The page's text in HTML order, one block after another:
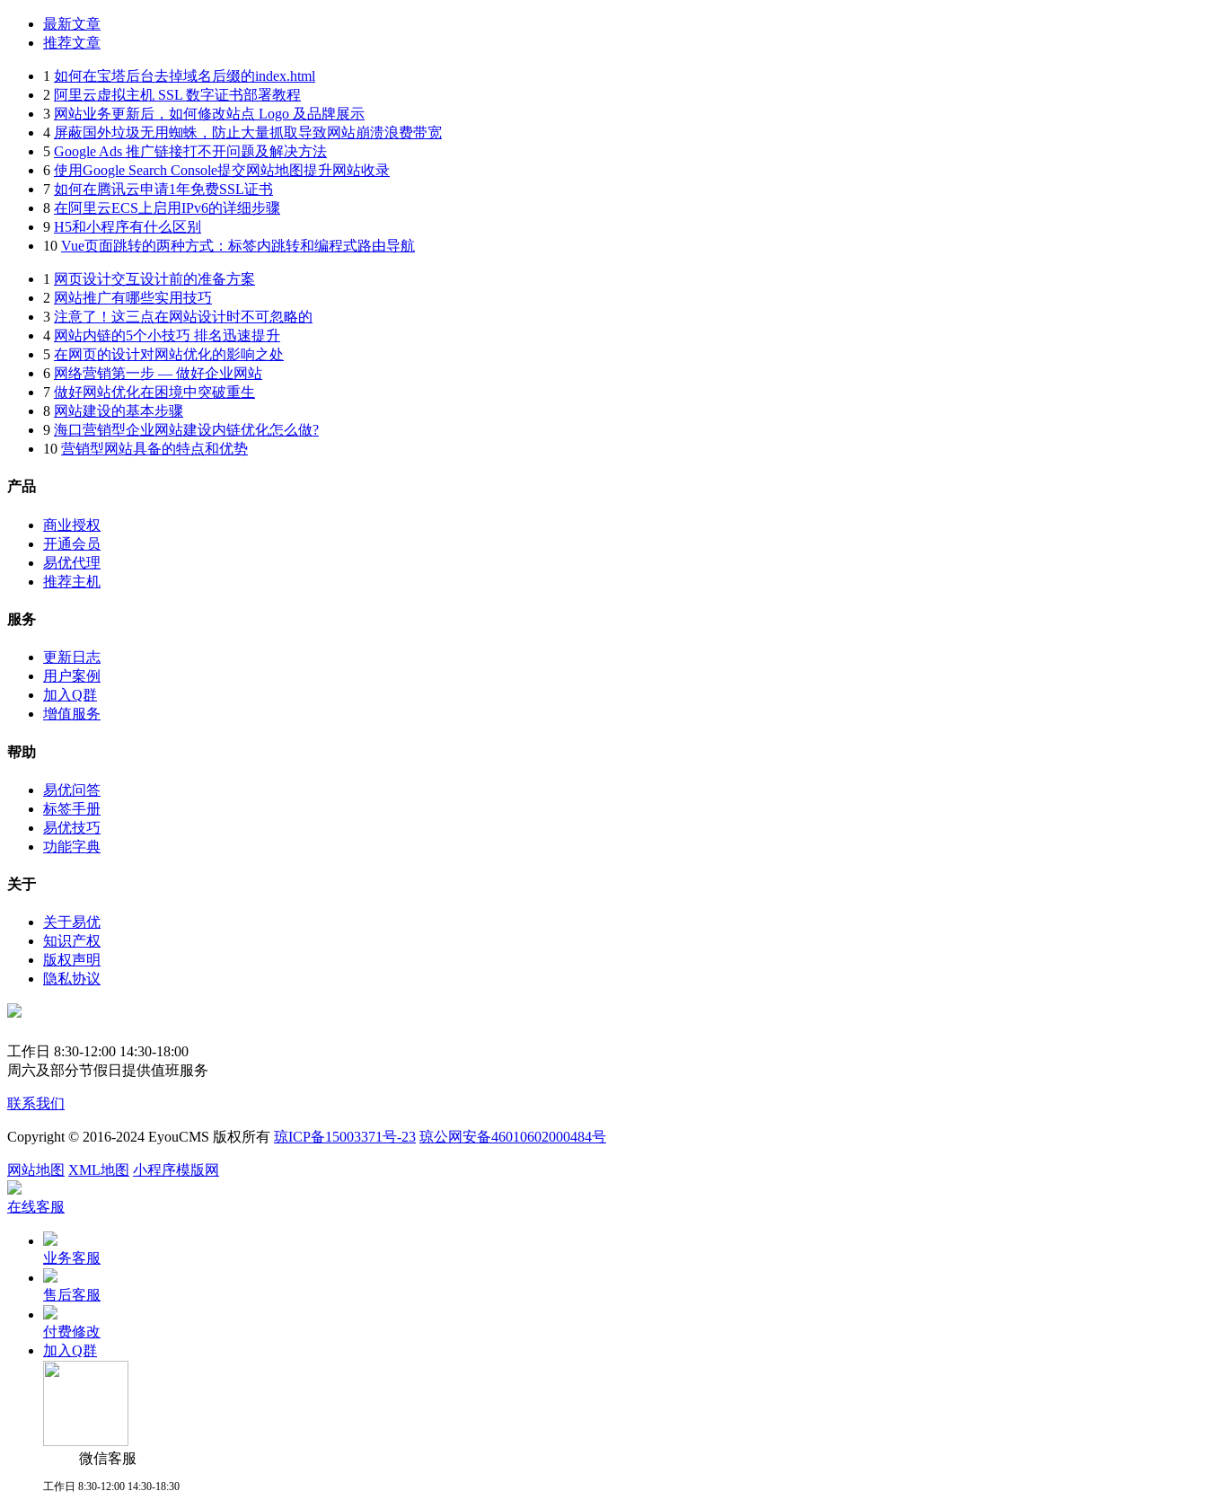
最新文章
推荐文章
1 如何在宝塔后台去掉域名后缀的index.html
2 阿里云虚拟主机 SSL 数字证书部署教程
3 网站业务更新后，如何修改站点 Logo 及品牌展示
4 屏蔽国外垃圾无用蜘蛛，防止大量抓取导致网站崩溃浪费带宽
5 Google Ads 推广链接打不开问题及解决方法
6 使用Google Search Console提交网站地图提升网站收录
7 如何在腾讯云申请1年免费SSL证书
8 在阿里云ECS上启用IPv6的详细步骤
9 H5和小程序有什么区别
10 Vue页面跳转的两种方式：标签内跳转和编程式路由导航
1 网页设计交互设计前的准备方案
2 网站推广有哪些实用技巧
3 注意了！这三点在网站设计时不可忽略的
4 网站内链的5个小技巧 排名迅速提升
5 在网页的设计对网站优化的影响之处
6 网络营销第一步 — 做好企业网站
7 做好网站优化在困境中突破重生
8 网站建设的基本步骤
9 海口营销型企业网站建设内链优化怎么做?
10 营销型网站具备的特点和优势
产品
商业授权
开通会员
易优代理
推荐主机
服务
更新日志
用户案例
加入Q群
增值服务
帮助
易优问答
标签手册
易优技巧
功能字典
关于
关于易优
知识产权
版权声明
隐私协议
工作日 8:30-12:00 14:30-18:00
周六及部分节假日提供值班服务
联系我们
Copyright © 2016-2024 EyouCMS 版权所有 琼ICP备15003371号-23 琼公网安备46010602000484号
网站地图 XML地图 小程序模版网
在线客服
业务客服
售后客服
付费修改
加入Q群
微信客服
工作日 8:30-12:00 14:30-18:30